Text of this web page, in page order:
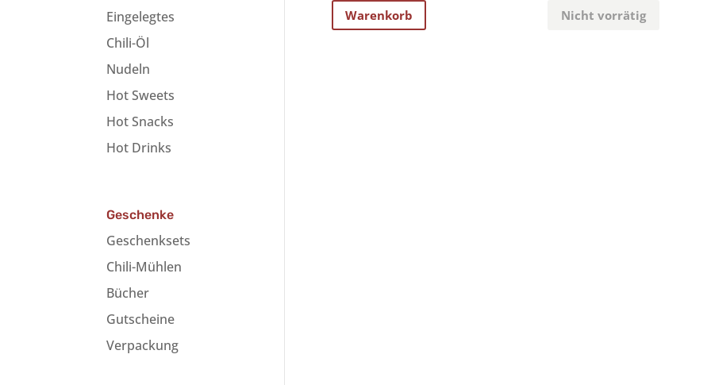
Eingelegtes
Chili-Öl
Nudeln
Hot Sweets
Hot Snacks
Hot Drinks
Geschenke
Geschenksets
Chili-Mühlen
Bücher
Gutscheine
Verpackung
Warenkorb Nicht vorrätig